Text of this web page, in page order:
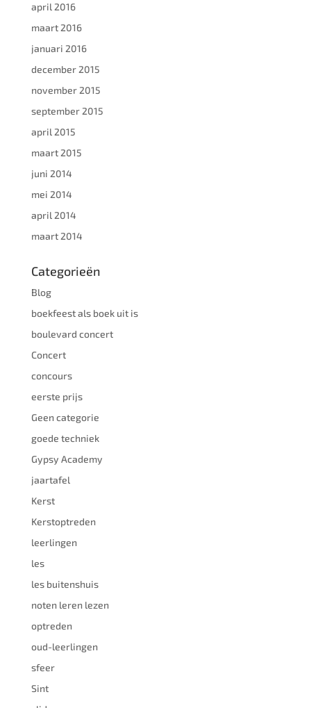
april 2016
maart 2016
januari 2016
december 2015
november 2015
september 2015
april 2015
maart 2015
juni 2014
mei 2014
april 2014
maart 2014
Categorieën
Blog
boekfeest als boek uit is
boulevard concert
Concert
concours
eerste prijs
Geen categorie
goede techniek
Gypsy Academy
jaartafel
Kerst
Kerstoptreden
leerlingen
les
les buitenshuis
noten leren lezen
optreden
oud-leerlingen
sfeer
Sint